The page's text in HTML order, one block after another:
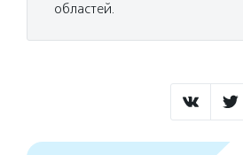
областей.